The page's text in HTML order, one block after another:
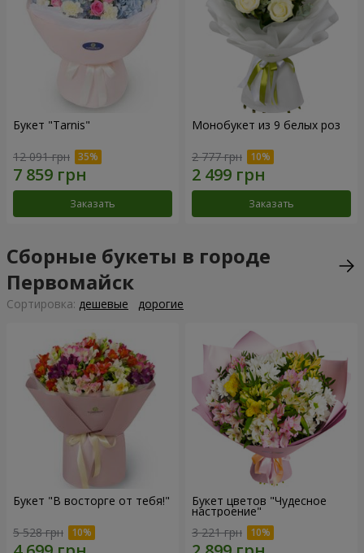
Букет "Tarnis"
12 091 грн
Заказать
Монобукет из 9 белых роз
2 777 грн
Заказать
Сборные букеты в городе
Первомайск
Cортировка: дешевые дорогие
Букет "В восторге от тебя!"
5 528 грн
Букет цветов "Чудесное
настроение"
3 221 грн